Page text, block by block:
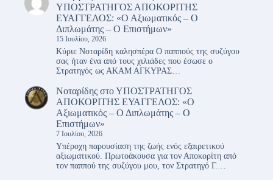
ΥΠΟΣΤΡΑΤΗΓΟΣ ΑΠΟΚΟΡΙΤΗΣ
ΕΥΑΓΓΕΛΟΣ: «Ο Αξιωματικός – Ο
Διπλωμάτης – Ο Επιστήμων»
15 Ιουλίου, 2026
Κύριε Νοταρίδη καλησπέρα Ο παππούς της συζύγου
σας ήταν ένα από τους χιλιάδες που έσωσε ο
Στρατηγός ως ΑΚΑΜ ΑΓΚΥΡΑΣ…
Νοταρίδης στοΥΠΟΣΤΡΑΤΗΓΟΣ
ΑΠΟΚΟΡΙΤΗΣ ΕΥΑΓΓΕΛΟΣ: «Ο
Αξιωματικός – Ο Διπλωμάτης – Ο
Επιστήμων»
7 Ιουλίου, 2026
Υπέροχη παρουσίαση της ζωής ενός εξαιρετικού
αξιωματικού. Πρωτοάκουσα για τον Αποκορίτη από
τον παππού της συζύγου μου, τον Στρατηγό Γ.…